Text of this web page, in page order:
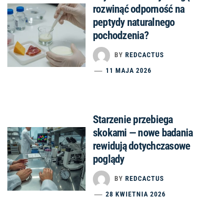
rozwinąć odporność na
peptydy naturalnego
pochodzenia?
BY REDCACTUS
11 MAJA 2026
Starzenie przebiega
skokami — nowe badania
rewidują dotychczasowe
poglądy
BY REDCACTUS
28 KWIETNIA 2026